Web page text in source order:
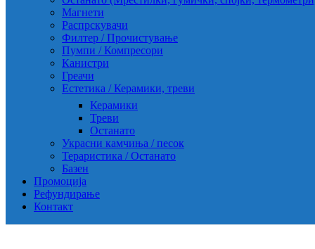
Магнети
Распрскувачи
Филтер / Прочистување
Пумпи / Компресори
Канистри
Греачи
Естетика / Керамики, треви
Керамики
Треви
Останато
Украсни камчиња / песок
Тераристика / Останато
Базен
Промоција
Рефундирање
Контакт